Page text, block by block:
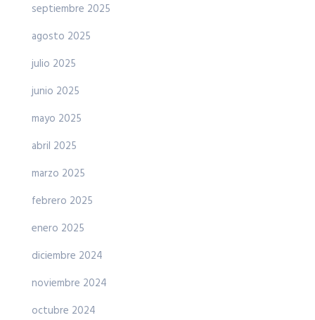
septiembre 2025
agosto 2025
julio 2025
junio 2025
mayo 2025
abril 2025
marzo 2025
febrero 2025
enero 2025
diciembre 2024
noviembre 2024
octubre 2024